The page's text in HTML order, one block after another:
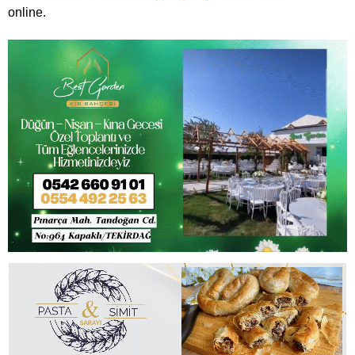
online.